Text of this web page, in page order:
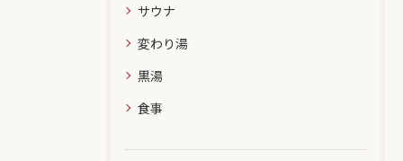
サウナ
変わり湯
黒湯
食事